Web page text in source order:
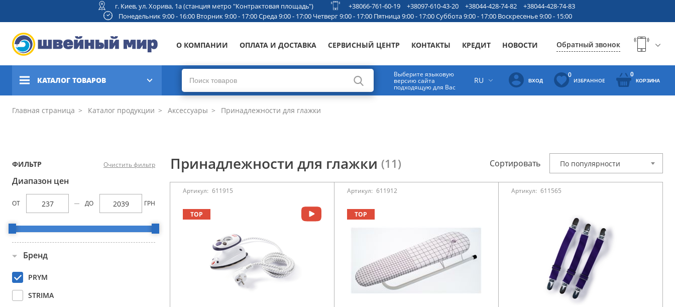
г. Киев, ул. Хорива, 1а (станция метро "Контрактовая площадь") +38066-761-60-19 +38097-610-43-20 +38044-428-74-82
+38044-428-74-83
Понедельник 9:00 - 16:00 Вторник 9:00 - 17:00 Среда 9:00 - 17:00 Четверг 9:00 - 17:00 Пятница 9:00 - 17:00 Суббота 9:00 - 17:00 Воскресенье 9:00 - 15:00
О КОМПАНИИ ОПЛАТА И ДОСТАВКА СЕРВИСНЫЙ ЦЕНТР КОНТАКТЫ КРЕДИТ НОВОСТИ Обратный звонок
КАТАЛОГ ТОВАРОВ
Швейные машины
Коверлоки, оверлоки,
Вязальные машины
Аксессуары
Бренды
Выберите языковую
версию сайта
подходящую для Вас
RU ВХОД
0
ИЗБРАННОЕ
0
КОРЗИНА
Главная страница Каталог продукции Аксессуары Принадлежности для глажки
ФИЛЬТР Очистить фильтр
Диапазон цен
ОТ ДО ГРН
Бренд
PRYM
STRIMA
Принадлежности для глажки (11) Сортировать По популярности
Артикул: 611915
TOP
Артикул: 611912
TOP
Артикул: 611565